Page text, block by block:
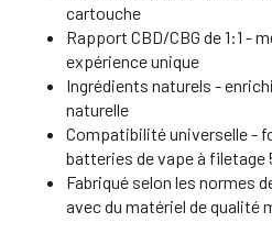
cartouche
Rapport CBD/CBG de 1:1 -
expérience unique
Ingrédients naturels -
naturelle
Compatibilité universelle -
batteries de vape à filetage
Fabriqué selon les normes
avec du matériel de qualité